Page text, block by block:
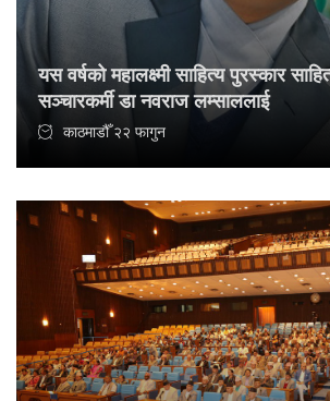
यस वर्षको महालक्ष्मी साहित्य पुरस्कार
सञ्चारकर्मी डा नवराज लम्साललाई
काठमाडौँ २२ फागुन